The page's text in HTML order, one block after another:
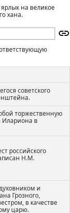
на великое
хана.
советского
торжественную
Илариона в
российского
Н.М.
и
Грозного,
в качестве
царю.